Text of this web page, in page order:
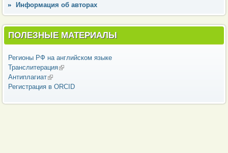
Информация об авторах
ПОЛЕЗНЫЕ МАТЕРИАЛЫ
Регионы РФ на английском языке
Транслитерация(внешняя ссылка)
Антиплагиат(внешняя ссылка)
Регистрация в ORCID